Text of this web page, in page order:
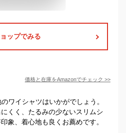
ップでみる
価格と在庫をAmazonでチェック >>
ワイシャツはいかがでしょう。
くく、たるみの少ないスリムシ
象、着心地も良くお薦めです。